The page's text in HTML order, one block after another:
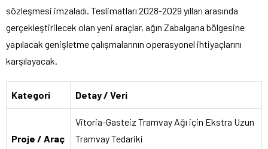
sözleşmesi imzaladı. Teslimatları 2028-2029 yılları arasında
gerçekleştirilecek olan yeni araçlar, ağın Zabalgana bölgesine
yapılacak genişletme çalışmalarının operasyonel ihtiyaçlarını
karşılayacak.
Kategori Detay / Veri
Proje / Araç
Vitoria-Gasteiz Tramvay Ağı için Ekstra Uzun
Tramvay Tedariki